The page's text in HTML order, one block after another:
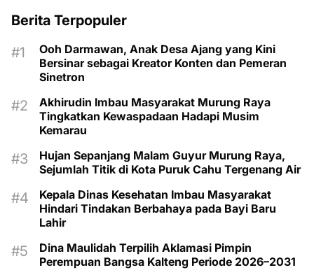
Berita Terpopuler
Ooh Darmawan, Anak Desa Ajang yang Kini
Bersinar sebagai Kreator Konten dan Pemeran
Sinetron
Akhirudin Imbau Masyarakat Murung Raya
Tingkatkan Kewaspadaan Hadapi Musim
Kemarau
Hujan Sepanjang Malam Guyur Murung Raya,
Sejumlah Titik di Kota Puruk Cahu Tergenang Air
Kepala Dinas Kesehatan Imbau Masyarakat
Hindari Tindakan Berbahaya pada Bayi Baru
Lahir
Dina Maulidah Terpilih Aklamasi Pimpin
Perempuan Bangsa Kalteng Periode 2026–2031